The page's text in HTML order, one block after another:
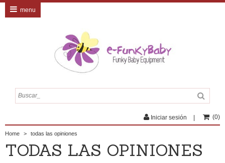
menu
(0)
Iniciar sesión
Home > todas las opiniones
TODAS LAS OPINIONES